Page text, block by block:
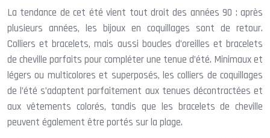
La tendance de cet été vient tout droit des années 90 : après
plusieurs années, les bijoux en coquillages sont de retour.
Colliers et bracelets, mais aussi boucles d’oreilles et bracelets
de cheville parfaits pour compléter une tenue d’été. Minimaux et
légers ou multicolores et superposés, les colliers de coquillages
de l’été s’adaptent parfaitement aux tenues décontractées et
aux vêtements colorés, tandis que les bracelets de cheville
peuvent également être portés sur la plage.